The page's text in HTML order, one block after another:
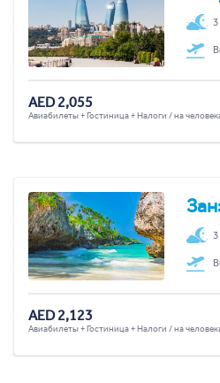
AED 2,055
Авиабилеты + Гостиница + Налоги / на
AED 2,123
Авиабилеты + Гостиница + Налоги / на